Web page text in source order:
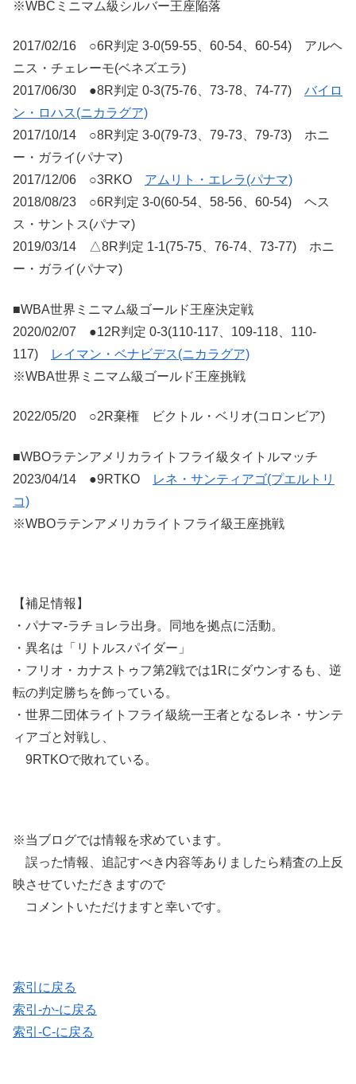
※WBCミニマム級シルバー王座陥落
2017/02/16 ○6R判定 3-0(59-55、60-54、60-54) アルヘ
ニス・チェレーモ(ベネズエラ)
2017/06/30 ●8R判定 0-3(75-76、73-78、74-77) バイロ
ン・ロハス(ニカラグア)
2017/10/14 ○8R判定 3-0(79-73、79-73、79-73) ホニ
ー・ガライ(パナマ)
2017/12/06 ○3RKO アムリト・エレラ(パナマ)
2018/08/23 ○6R判定 3-0(60-54、58-56、60-54) ヘス
ス・サントス(パナマ)
2019/03/14 △8R判定 1-1(75-75、76-74、73-77) ホニ
ー・ガライ(パナマ)
■WBA世界ミニマム級ゴールド王座決定戦
2020/02/07 ●12R判定 0-3(110-117、109-118、110-
117)
レイマン・ベナビデス(ニカラグア)
※WBA世界ミニマム級ゴールド王座挑戦
2022/05/20 ○2R棄権 ビクトル・ベリオ(コロンビア)
■WBOラテンアメリカライトフライ級タイトルマッチ
2023/04/14 ●9RTKO
レネ・サンティアゴ(プエルトリ
コ)
※WBOラテンアメリカライトフライ級王座挑戦
【補足情報】
・パナマ-ラチョレラ出身。同地を拠点に活動。
・異名は「リトルスパイダー」
・フリオ・カナストゥフ第2戦では1Rにダウンするも、逆
転の判定勝ちを飾っている。
・世界二団体ライトフライ級統一王者となるレネ・サンテ
ィアゴと対戦し、
9RTKOで敗れている。
※当ブログでは情報を求めています。
誤った情報、追記すべき内容等ありましたら精査の上反
映させていただきますので
コメントいただけますと幸いです。
索引に戻る
索引-か-に戻る
索引-C-に戻る